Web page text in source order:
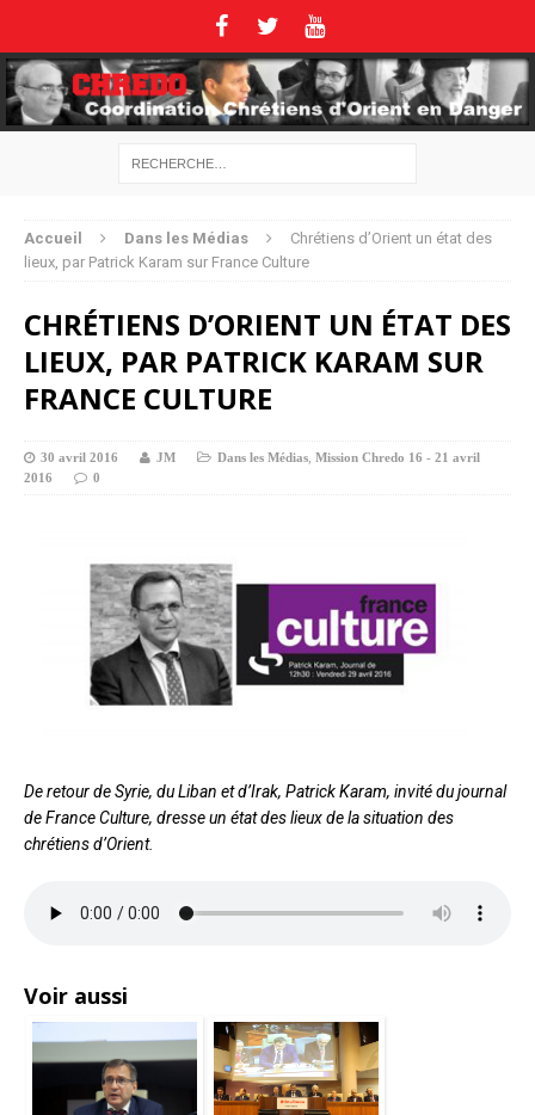
Accueil Dans les Médias
Chrétiens d’Orient un état des
lieux, par Patrick Karam sur France Culture
CHRÉTIENS D’ORIENT UN ÉTAT DES
LIEUX, PAR PATRICK KARAM SUR
FRANCE CULTURE
30 avril 2016 JM Dans les Médias Mission Chredo 16 - 21 avril
2016
0
De retour de Syrie, du Liban et d’Irak, Patrick Karam, invité du journal
de France Culture, dresse un état des lieux de la situation des
chrétiens d’Orient.
Voir aussi